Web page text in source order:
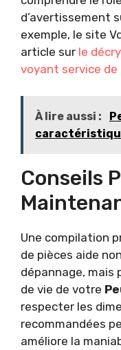
d’avertissement
exemple, le site
article sur le
voyant service
À lire aussi :
Conseils
Une compilation
de pièces aide
dépannage, mais
de vie de votre
respecter les
recommandées
améliore la